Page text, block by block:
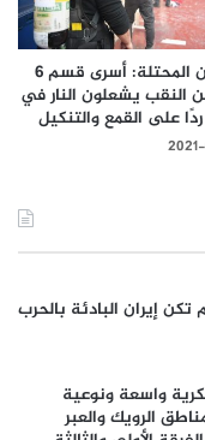
فلسطين المحتلة: أسرى قسم 6
يشعلون النار في
ردًا على القمع والتنكيل
إيران البادئة بالحرب
واسعة ونوعية
الرويك والعبر